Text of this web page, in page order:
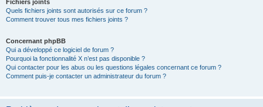
Fichiers joints
Quels fichiers joints sont autorisés sur ce forum ?
Comment trouver tous mes fichiers joints ?
Concernant phpBB
Qui a développé ce logiciel de forum ?
Pourquoi la fonctionnalité X n’est pas disponible ?
Qui contacter pour les abus ou les questions légales concernant ce forum ?
Comment puis-je contacter un administrateur du forum ?